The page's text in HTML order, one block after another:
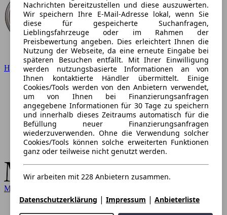
Hyundai
Mercedes-Benz
Nachrichten bereitzustellen und diese auszuwerten.
Wir speichern Ihre E-Mail-Adresse lokal, wenn Sie
diese für gespeicherte Suchanfragen,
Lieblingsfahrzeuge oder im Rahmen der
Preisbewertung angeben. Dies erleichtert Ihnen die
Nutzung der Webseite, da eine erneute Eingabe bei
späteren Besuchen entfällt. Mit Ihrer Einwilligung
werden nutzungsbasierte Informationen an von
Ihnen kontaktierte Händler übermittelt. Einige
Cookies/Tools werden von den Anbietern verwendet,
um von Ihnen bei Finanzierungsanfragen
angegebene Informationen für 30 Tage zu speichern
und innerhalb dieses Zeitraums automatisch für die
Befüllung neuer Finanzierungsanfragen
wiederzuverwenden. Ohne die Verwendung solcher
Cookies/Tools können solche erweiterten Funktionen
ganz oder teilweise nicht genutzt werden.
Wir arbeiten mit 228 Anbietern zusammen.
Datenschutzerklärung | Impressum | Anbieterliste